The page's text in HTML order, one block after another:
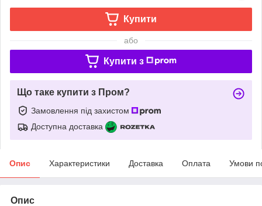
Купити
або
Купити з
Що таке купити з Пром?
Замовлення під захистом
Доступна доставка
Опис Характеристики Доставка Оплата Умови
Опис